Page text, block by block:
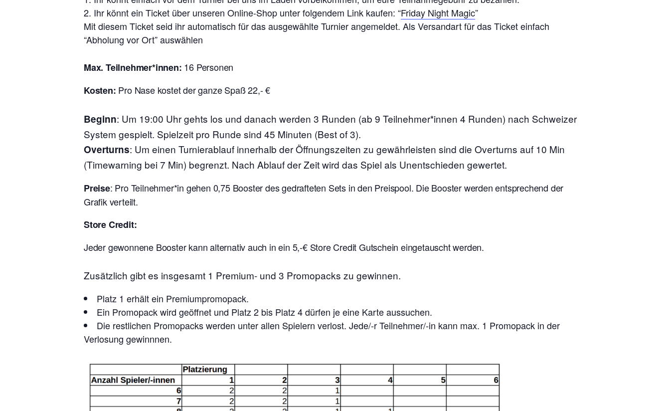
Ihr könnt ein Ticket über unseren Online-Shop unter folgendem Link kaufen: “Friday Night Magic”
Mit diesem Ticket seid ihr automatisch für das ausgewählte Turnier angemeldet. Als Versandart für das Ticket einfach
“Abholung vor Ort” auswählen
Max. Teilnehmer*innen: 16 Personen
Kosten: Pro Nase kostet der ganze Spaß 22,- €
Beginn: Um 19:00 Uhr gehts los und danach werden 3 Runden (ab 9 Teilnehmer*innen 4 Runden) nach Schweizer
System gespielt. Spielzeit pro Runde sind 45 Minuten (Best of 3).
Overturns: Um einen Turnierablauf innerhalb der Öffnungszeiten zu gewährleisten sind die Overturns auf 10 Min
(Timewarning bei 7 Min) begrenzt. Nach Ablauf der Zeit wird das Spiel als Unentschieden gewertet.
Preise: Pro Teilnehmer*in gehen 0,75 Booster des gedrafteten Sets in den Preispool. Die Booster werden entsprechend der
Grafik verteilt.
Store Credit:
Jeder gewonnene Booster kann alternativ auch in ein 5,-€ Store Credit Gutschein eingetauscht werden.
Zusätzlich gibt es insgesamt 1 Premium- und 3 Promopacks zu gewinnen.
Platz 1 erhält ein Premiumpromopack.
Ein Promopack wird geöffnet und Platz 2 bis Platz 4 dürfen je eine Karte aussuchen.
Die restlichen Promopacks werden unter allen Spielern verlost. Jede/-r Teilnehmer/-in kann max. 1 Promopack in der
Verlosung gewinnnen.